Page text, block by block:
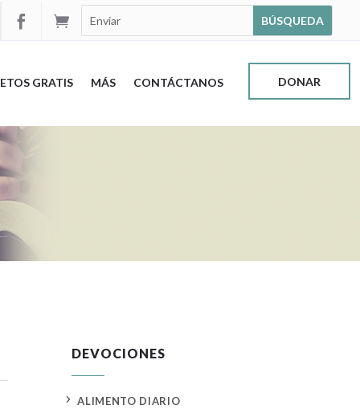


GRATIS MÁS CONTÁCTANOS DONAR
DEVOCIONES
5 ALIMENTO DIARIO